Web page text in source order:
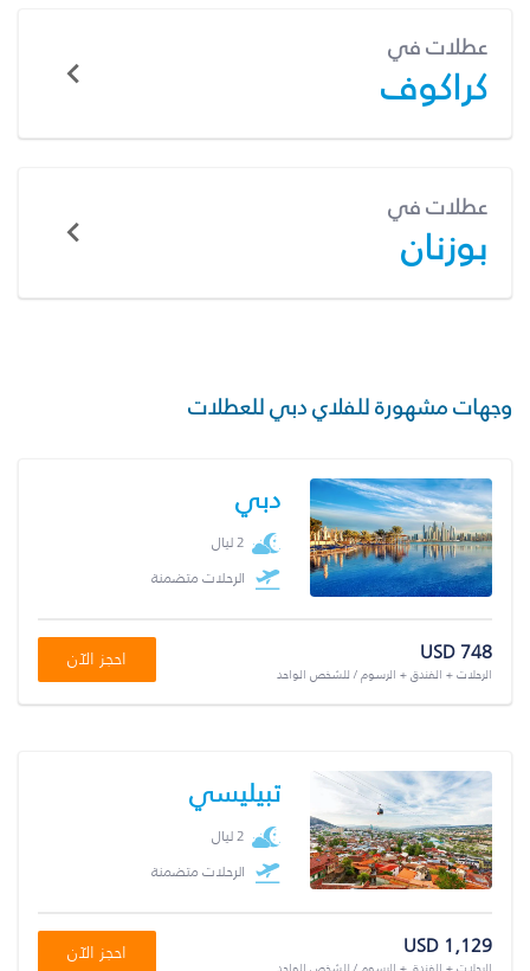
عطلات في
كراكوف
عطلات في
بوزنان
وجهات مشهورة للفلاي دبي للعطلات
دبي
2 ليال
الرحلات متضمنة
USD 748
الرحلات + الفندق + الرسوم / للشخص الواحد
احجز الآن
تبيليسي
2 ليال
الرحلات متضمنة
USD 1,129 احجز الآن